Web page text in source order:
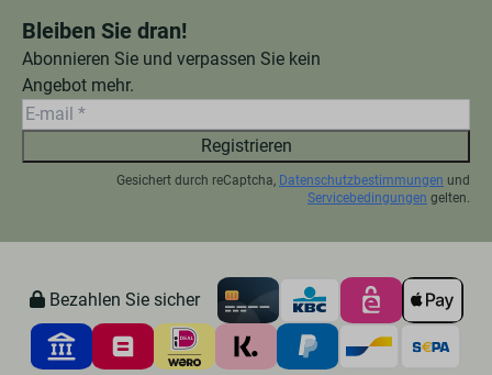
Bleiben Sie dran!
Abonnieren Sie und verpassen Sie kein
Angebot mehr.
Registrieren
Gesichert durch reCaptcha, Datenschutzbestimmungen und
Servicebedingungen gelten.
Bezahlen Sie sicher